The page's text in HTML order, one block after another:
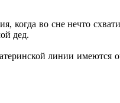
когда во сне нечто
дед.
линии имеются